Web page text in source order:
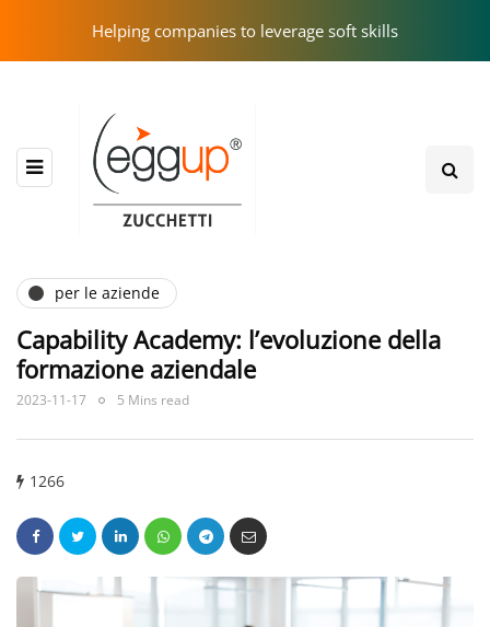
Helping companies to leverage soft skills
per le aziende
Capability Academy: l’evoluzione della
formazione aziendale
2023-11-17 5 Mins read
1266